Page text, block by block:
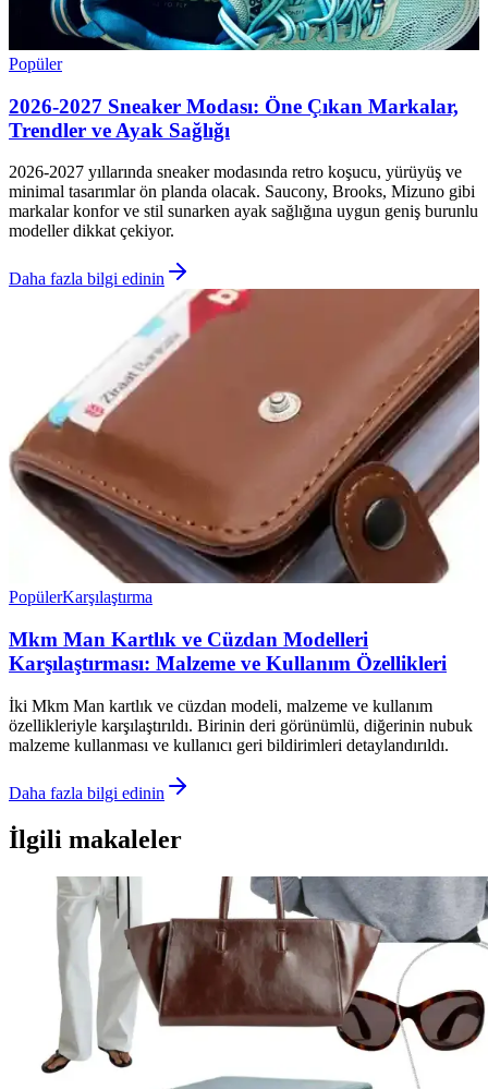
Popüler
2026-2027 Sneaker Modası: Öne Çıkan Markalar,
Trendler ve Ayak Sağlığı
2026-2027 yıllarında sneaker modasında retro koşucu, yürüyüş ve
minimal tasarımlar ön planda olacak. Saucony, Brooks, Mizuno gibi
markalar konfor ve stil sunarken ayak sağlığına uygun geniş burunlu
modeller dikkat çekiyor.
Daha fazla bilgi edinin
PopülerKarşılaştırma
Mkm Man Kartlık ve Cüzdan Modelleri
Karşılaştırması: Malzeme ve Kullanım Özellikleri
İki Mkm Man kartlık ve cüzdan modeli, malzeme ve kullanım
özellikleriyle karşılaştırıldı. Birinin deri görünümlü, diğerinin nubuk
malzeme kullanması ve kullanıcı geri bildirimleri detaylandırıldı.
Daha fazla bilgi edinin
İlgili makaleler